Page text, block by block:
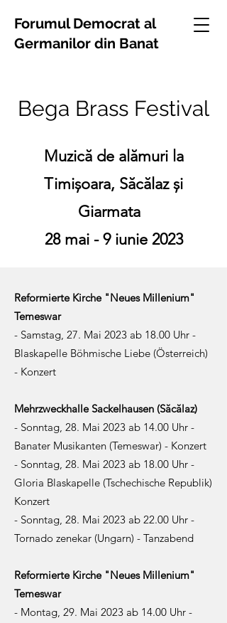
Forumul Democrat al
Germanilor din Banat
Bega Brass Festival
Muzică de alămuri la
Timișoara, Săcălaz și
Giarmata
28 mai - 9 iunie 2023
Reformierte Kirche "Neues Millenium"
Temeswar
- Samstag, 27. Mai 2023 ab 18.00 Uhr -
Blaskapelle Böhmische Liebe (Österreich)
- Konzert
Mehrzweckhalle Sackelhausen (Săcălaz)
- Sonntag, 28. Mai 2023 ab 14.00 Uhr -
Banater Musikanten (Temeswar) - Konzert
- Sonntag, 28. Mai 2023 ab 18.00 Uhr -
Gloria Blaskapelle (Tschechische Republik)
Konzert
- Sonntag, 28. Mai 2023 ab 22.00 Uhr -
Tornado zenekar (Ungarn) - Tanzabend
Reformierte Kirche "Neues Millenium"
Temeswar
- Montag, 29. Mai 2023 ab 14.00 Uhr -